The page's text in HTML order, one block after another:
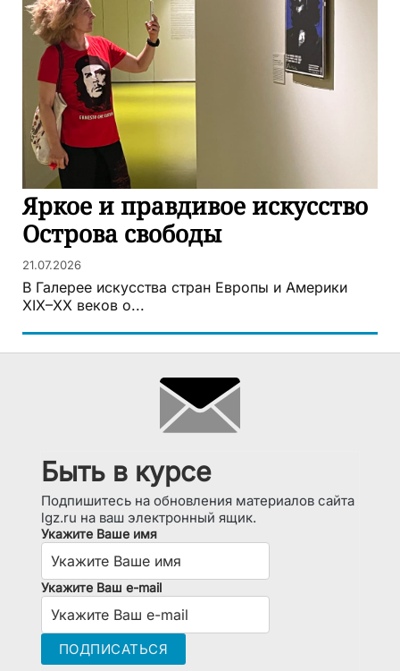
Яркое и правдивое искусство
Острова свободы
21.07.2026
В Галерее искусства стран Европы и Америки
XIX–XX веков о...
Быть в курсе
Подпишитесь на обновления материалов сайта
lgz.ru на ваш электронный ящик.
Укажите Ваше имя
Укажите Ваш e-mail